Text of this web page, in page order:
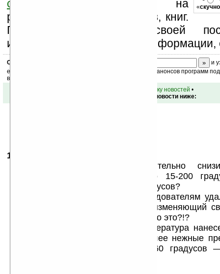
«скучно
странице
на
рассылку новостей, файлов, книг.
Поддержите Ладошки своей
изучением коммерческой
Скоро
и
ежедневный или еженедельный дайджест новостей, анонсов программ
ваш почтовый ящик.
вернуться к списку новостей •
Обсуждение этой новости ниже:
17.03.2009
что значит «позволяет значительно
плавления данного металла до 15-200
температура плавления — 15 градусов?
«Иными словами финским исследователям
называемый «умный полимер», изменяющий
влиянием внешних условий.» — что это?!?
Мне показалось, что просто температура
потому и наносить смогли на более нежные
температуру плавления менее 60